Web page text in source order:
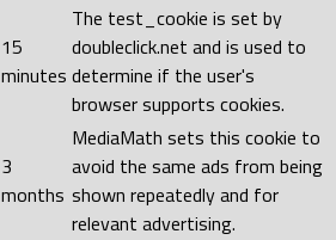
15
minutes
The test_cookie is set by
doubleclick.net and is used to
determine if the user's
browser supports cookies.
3
months
MediaMath sets this cookie to
avoid the same ads from being
shown repeatedly and for
relevant advertising.